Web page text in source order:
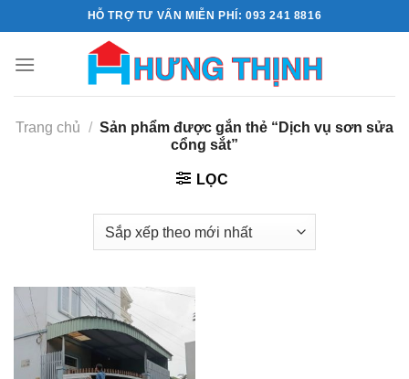
to
content
HỖ TRỢ TƯ VẤN MIỄN PHÍ: 093 241 8816
Trang chủ / Sản phẩm được gắn thẻ “Dịch vụ sơn sửa
cổng sắt”
LỌC